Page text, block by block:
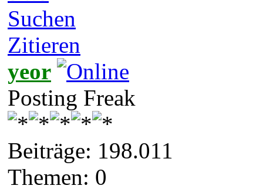
Suchen
Zitieren
yeor
Posting Freak
Beiträge: 198.011
Themen: 0